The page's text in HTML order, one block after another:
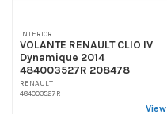
INTERIOR
VOLANTE RENAULT CLIO IV
Dynamique 2014
484003527R 208478
RENAULT
484003527R
View